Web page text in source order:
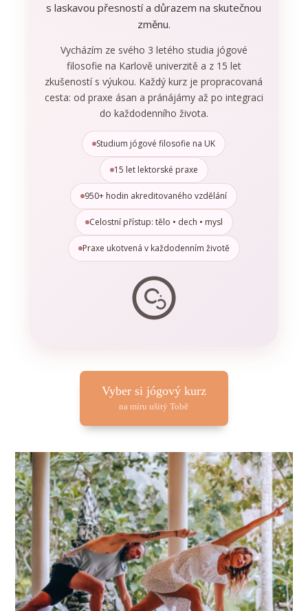
s laskavou přesností a důrazem na skutečnou
změnu.
Vycházím ze svého 3 letého studia jógové
filosofie na Karlově univerzitě a z 15 let
zkušeností s výukou. Každý kurz je propracovaná
cesta: od praxe ásan a pránájámy až po integraci
do každodenního života.
Studium jógové filosofie na UK
15 let lektorské praxe
950+ hodin akreditovaného vzdělání
Celostní přístup: tělo • dech • mysl
Praxe ukotvená v každodenním životě
Vyber si jógový kurz
na míru ušitý Tobě